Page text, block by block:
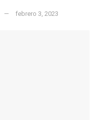
febrero 3, 2023